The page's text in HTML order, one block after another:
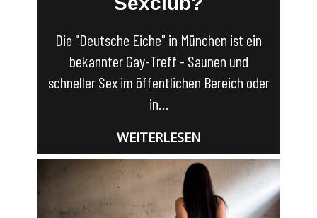
Die "Deutsche Eiche" in München ist ein
bekannter Gay-Treff - Saunen und
schneller Sex im öffentlichen Bereich oder
in…
WEITERLESEN